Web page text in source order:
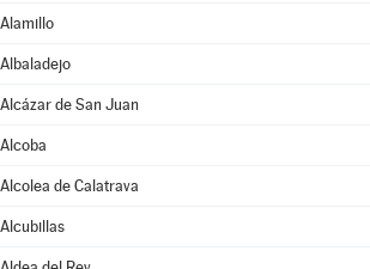
Alamillo
Albaladejo
Alcázar de San Juan
Alcoba
Alcolea de Calatrava
Alcubillas